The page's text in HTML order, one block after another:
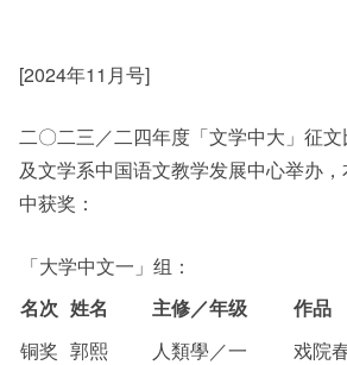
影片库
Alumni Connections
[2024年11月号]
二〇二三／二四年度「文学中大」征
及文学系中国语文教学发展中心举办
中获奖：
「大学中文一」组：
名次 姓名 主修／年级
作品
铜奖 郭熙 人類學／一
戏院